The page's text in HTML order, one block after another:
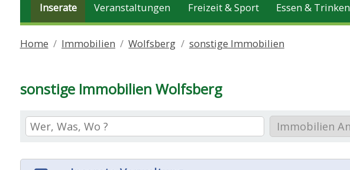
Inserate Veranstaltungen Freizeit & Sport Essen & Trinken
Home Immobilien Wolfsberg sonstige Immobilien
sonstige Immobilien Wolfsberg